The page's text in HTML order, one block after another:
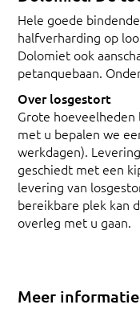
Hele goede
halfverharding op
Dolomiet ook
petanquebaan.
Over losgestort
Grote
met u bepalen we
werkdagen).
geschiedt met een
levering van
bereikbare plek kan
overleg met u gaan.
Meer informatie